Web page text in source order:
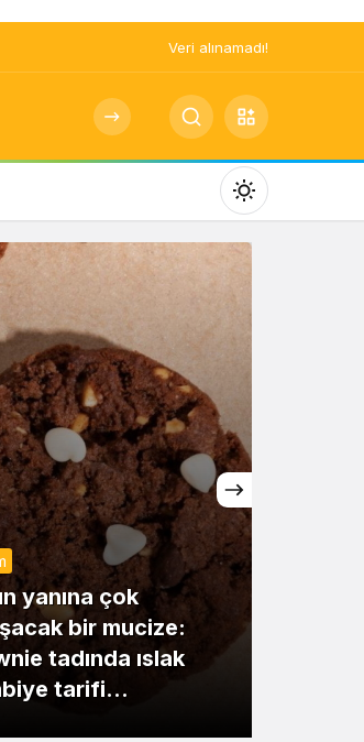
Veri alınamadı!
Mod
değiştir
Gündüz Modu
Gündüz modunu seçin.
Gece Modu
Gece modunu seçin.
Sistem Modu
Sistem modunu seçin.
yanına çok
bir mucize:
tadında ıslak
tarifi…